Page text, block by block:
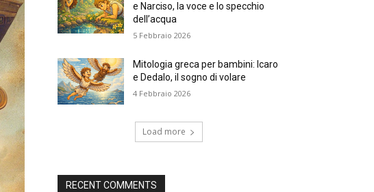
e Narciso, la voce e lo specchio
dell’acqua
5 Febbraio 2026
Mitologia greca per bambini: Icaro
e Dedalo, il sogno di volare
4 Febbraio 2026
Load more
RECENT COMMENTS